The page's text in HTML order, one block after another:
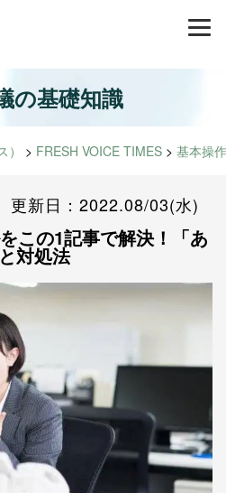
の基礎知識
> FRESH VOICE TIMES > 基本操
更新日：2022.08/03(水)
この1記事で解決！「あ
対処法